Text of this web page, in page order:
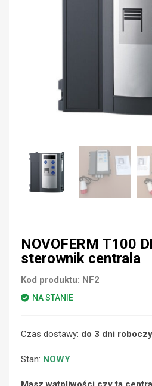
NOVOFERM T100
sterownik centrala
Kod produktu: NF2
NA STANIE
Czas dostawy: do 3 dni
Stan: NOWY